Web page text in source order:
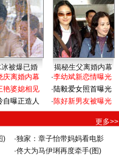
被爆已婚
揭秘生父离婚内幕
庆离婚内幕
艳婆媳相见
自曝正造人
·李幼斌新恋情曝光
·陆毅爱女照首曝光
·陈好新男友被曝光
更多>>
) ·独家：章子怡带妈妈看电影
·佟大为马伊琍再度牵手(图)